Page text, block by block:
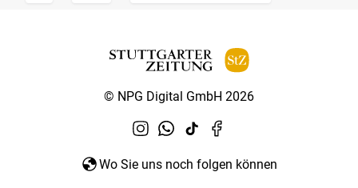
© NPG Digital GmbH 2026
Wo Sie uns noch folgen können